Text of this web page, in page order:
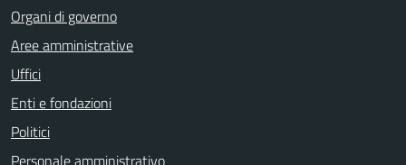
Organi di governo
Aree amministrative
Uffici
Enti e fondazioni
Politici